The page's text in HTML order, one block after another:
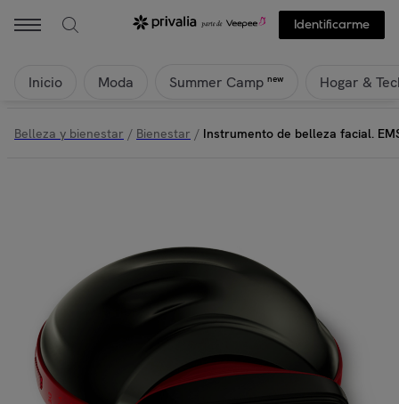
Identificarme
Inicio Moda Summer Camp new Hogar &
Belleza y bienestar / Bienestar / Instrumento de belleza facial.